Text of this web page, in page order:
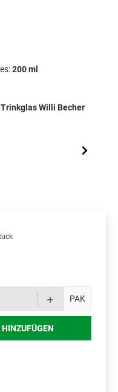
200 ml
Trinkglas Willi Becher
PAK